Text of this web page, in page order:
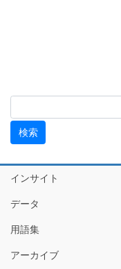
インサイト
データ
用語集
アーカイブ